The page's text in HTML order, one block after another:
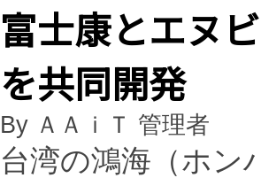
富士康とエヌ
を共同開発
By ＡＡｉＴ 管理者
台湾の鴻海（ホン